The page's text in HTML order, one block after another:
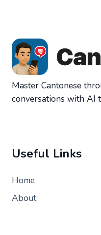
Master Cantonese
conversations with AI
Useful Links
Home
About